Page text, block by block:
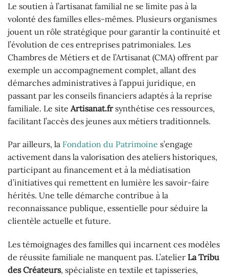
Le soutien à l’artisanat familial ne se limite pas à la
volonté des familles elles-mêmes. Plusieurs organismes
jouent un rôle stratégique pour garantir la continuité et
l’évolution de ces entreprises patrimoniales. Les
Chambres de Métiers et de l’Artisanat (CMA) offrent par
exemple un accompagnement complet, allant des
démarches administratives à l’appui juridique, en
passant par les conseils financiers adaptés à la reprise
familiale. Le site Artisanat.frsynthétise ces ressources,
facilitant l’accès des jeunes aux métiers traditionnels.
Par ailleurs, la Fondation du Patrimoine s’engage
activement dans la valorisation des ateliers historiques,
participant au financement et à la médiatisation
d’initiatives qui remettent en lumière les savoir-faire
hérités. Une telle démarche contribue à la
reconnaissance publique, essentielle pour séduire la
clientèle actuelle et future.
Les témoignages des familles qui incarnent ces modèles
de réussite familiale ne manquent pas. L’atelier La Tribu
des Créateurs, spécialiste en textile et tapisseries,